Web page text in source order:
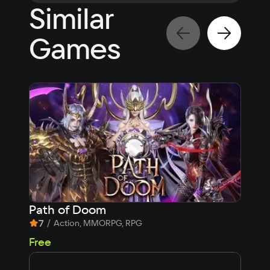
GTX 1080 (8 GB)
Space
Other
Similar
Games
Path of Doom
7 / Action, MMORPG, RPG
Free